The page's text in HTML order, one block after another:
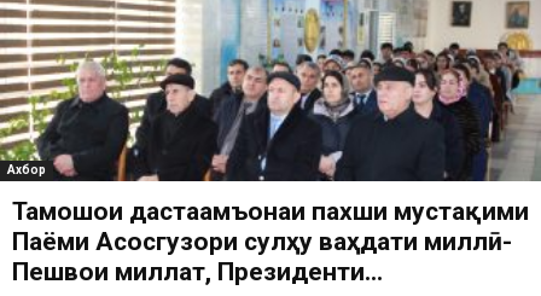
Ахбор
Тамошои дастаҷамъонаи пахши мустақими
Паёми Асосгузори сулҳу ваҳдати миллӣ-
Пешвои миллат, Президенти...